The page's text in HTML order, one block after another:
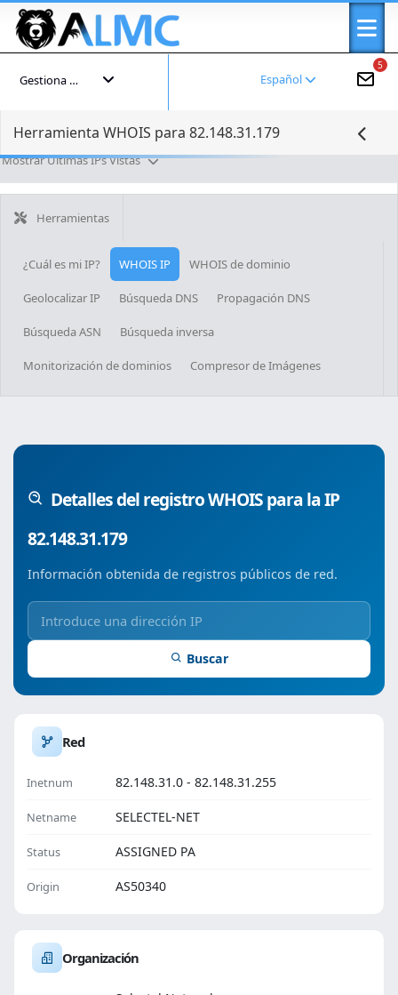
5
Español
Gestiona tu cuenta
Herramienta WHOIS para 82.148.31.179
Mostrar Últimas IPs Vistas
Herramientas
¿Cuál es mi IP? WHOIS IP WHOIS de dominio
Geolocalizar IP Búsqueda DNS Propagación DNS
Búsqueda ASN Búsqueda inversa
Monitorización de dominios Compresor de Imágenes
Detalles del registro WHOIS para la IP
82.148.31.179
Información obtenida de registros públicos de red.
Buscar
Red
Inetnum 82.148.31.0 - 82.148.31.255
Netname SELECTEL-NET
Status ASSIGNED PA
Origin AS50340
Organización